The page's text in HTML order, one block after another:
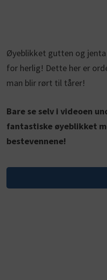
Øyeblikket gutten og jenta
for herlig! Dette her er
man blir rørt til tårer!
Bare se selv i videoen
fantastiske øyeblikket
bestevennene!